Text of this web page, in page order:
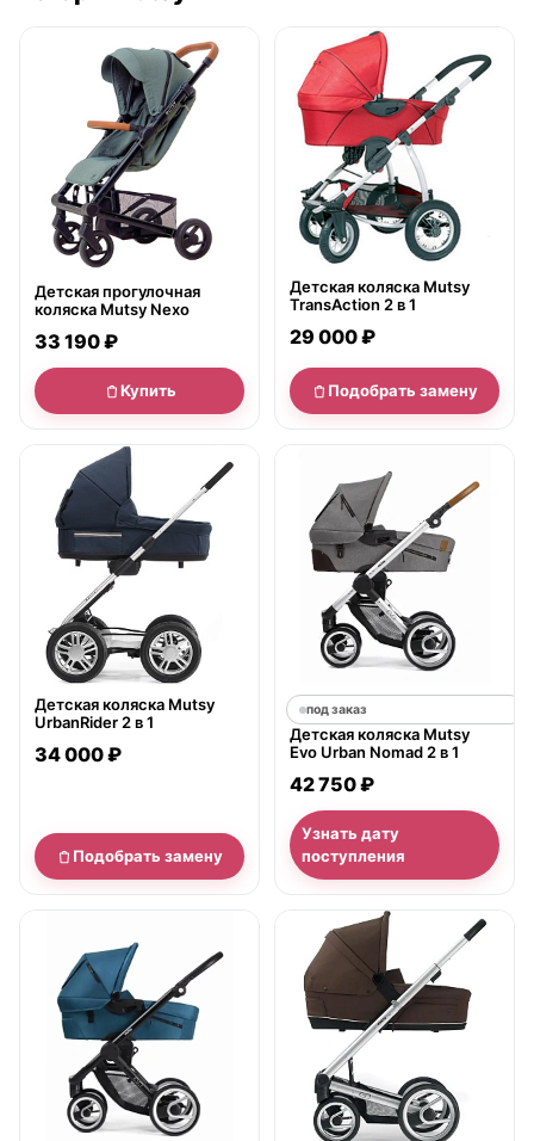
● в наличии
Детская прогулочная
коляска Mutsy Nexo
33 190 ₽
Купить
нет в продаже
Детская коляска Mutsy
TransAction 2 в 1
29 000 ₽
Подобрать замену
нет в продаже
Детская коляска Mutsy
UrbanRider 2 в 1
34 000 ₽
Подобрать замену
под заказ
Детская коляска Mutsy
Evo Urban Nomad 2 в 1
42 750 ₽
Узнать дату
поступления
нет в продаже